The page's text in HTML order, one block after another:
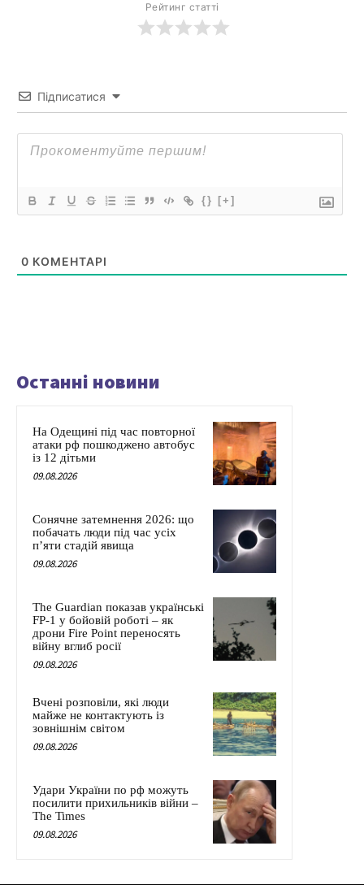
Рейтинг статті
Підписатися
{} [+]
0 КОМЕНТАРІ
Останні новини
На Одещині під час повторної
атаки рф пошкоджено автобус
із 12 дітьми
09.08.2026
Сонячне затемнення 2026: що
побачать люди під час усіх
п’яти стадій явища
09.08.2026
The Guardian показав українські
FP-1 у бойовій роботі – як
дрони Fire Point переносять
війну вглиб росії
09.08.2026
Вчені розповіли, які люди
майже не контактують із
зовнішнім світом
09.08.2026
Удари України по рф можуть
посилити прихильників війни –
The Times
09.08.2026